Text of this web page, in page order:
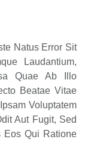
Natus Error Sit
Laudantium,
Quae Ab Illo
Beatae Vitae
Voluptatem
Aut Fugit, Sed
Eos Qui Ratione